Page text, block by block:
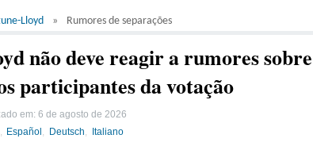
Lloyd Rumores de separações
não deve reagir a rumores sobre
participantes da votação
em: 6 de agosto de 2026
Español Deutsch Italiano